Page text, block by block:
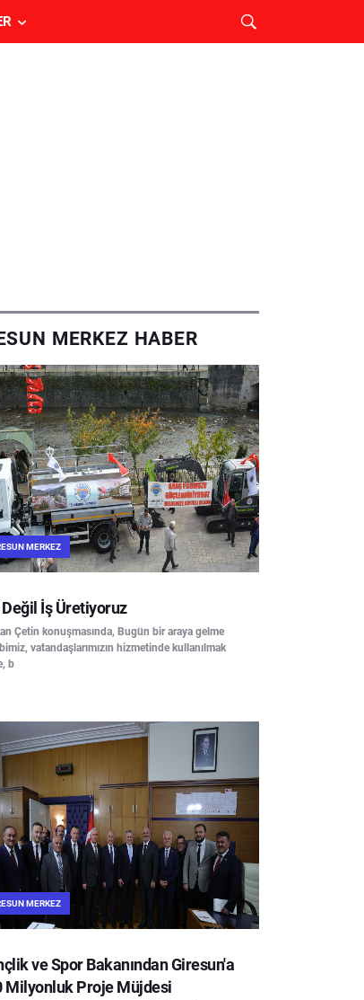
MERKEZ HABER
MERKEZ
İş Üretiyoruz
Çetin konuşmasında, Bugün bir araya gelme
vatandaşlarımızın hizmetinde kullanılmak
b
MERKEZ
ve Spor Bakanından Giresun'a
Milyonluk Proje Müjdesi